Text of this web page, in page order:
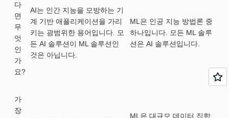
다
면
무
엇
인
가
요?
AI는 인간 지능을 모방하는 기
계 기반 애플리케이션을 가리
키는 광범위한 용어입니다. 모
든 AI 솔루션이 ML 솔루션인
것은 아닙니다.
ML은 인공 지능 방법론 중
하나입니다. 모든 ML 솔루
션은 AI 솔루션입니다.
가
장
ML은 대규모 데이터 집합